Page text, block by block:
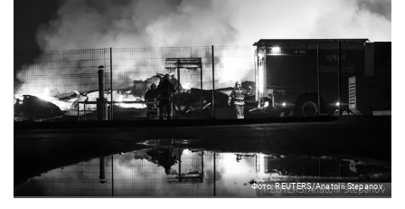
Фото: REUTERS/Anatolii Stepanov